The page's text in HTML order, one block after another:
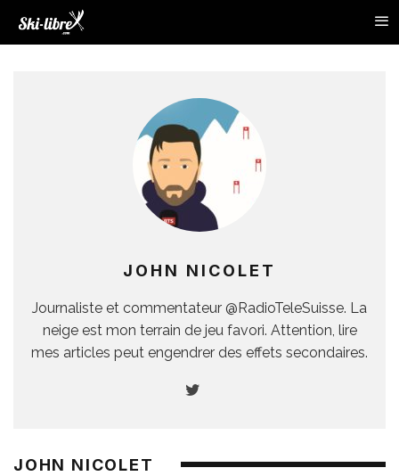
JOHN NICOLET
Journaliste et commentateur @RadioTeleSuisse. La
neige est mon terrain de jeu favori. Attention, lire
mes articles peut engendrer des effets secondaires.
JOHN NICOLET